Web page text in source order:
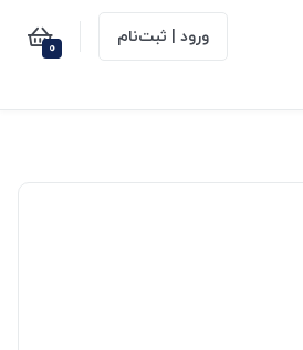
ورود | ثبت‌نام 0